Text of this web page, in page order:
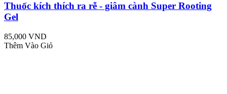
Thuốc kích thích ra rễ - giâm cành Super Rooting
Gel
85,000 VND
Thêm Vào Giỏ